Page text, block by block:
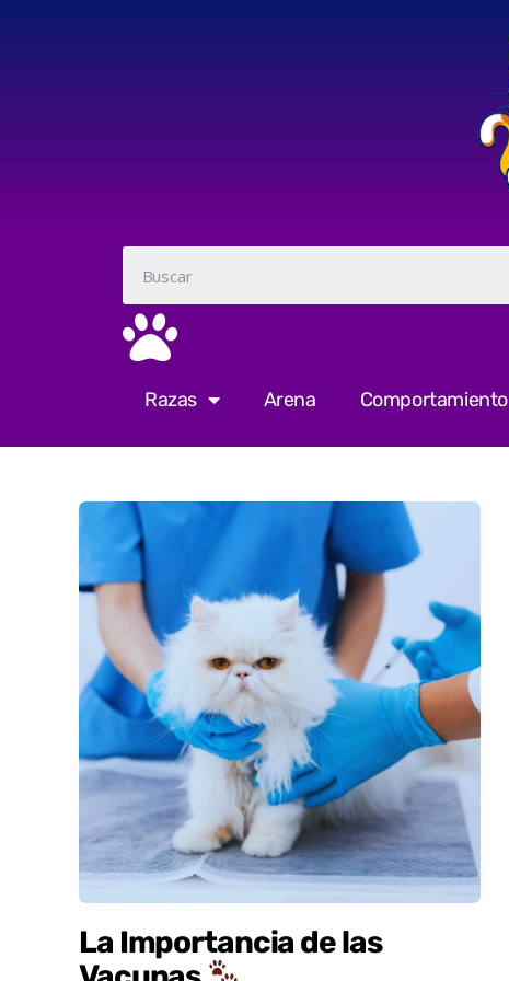
Razas Arena Comportamiento
La Importancia de las